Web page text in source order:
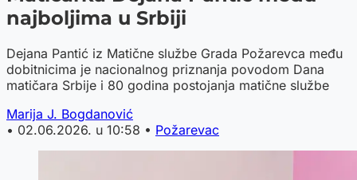
najboljima u Srbiji
Dejana Pantić iz Matične službe Grada Požarevca među
dobitnicima je nacionalnog priznanja povodom Dana
matičara Srbije i 80 godina postojanja matične službe
Marija J. Bogdanović
• 02.06.2026. u 10:58 • Požarevac